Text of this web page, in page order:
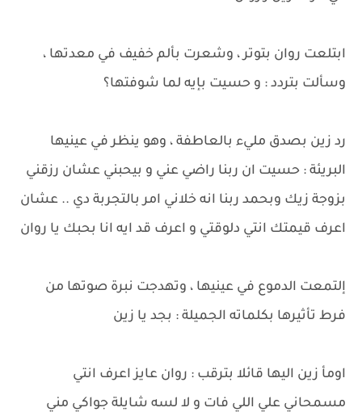
ابتلعت روان بتوتر ، وشعرت بألم خفيف في معدتها ،
وسألت بتردد : و حسيت بإيه لما شوفتها؟
رد زين بصدق مليء بالعاطفة ، وهو ينظر في عينيها
البريئة : حسيت ان ربنا راضي عني و بيحبني عشان رزقني
بزوجة زيك وبحمد ربنا انه خلاني امر بالتجربة دي .. عشان
اعرف قيمتك انتي دلوقتي و اعرف قد ايه انا بحبك يا روان
إلتمعت الدموع في عينيها ، وتهدجت نبرة صوتها من
فرط تأثيرها بكلماته الجميلة : بجد يا زين
اومأ زين اليها قائلا بترقب : روان عايز اعرف انتي
مسمحاني علي اللي فات و لا لسه شايلة جواكي مني